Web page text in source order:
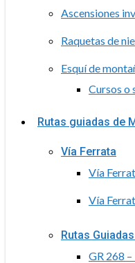
Ascensiones
Raquetas de
Esquí de
Cursos o
Rutas guiadas de
Vía Ferrata
Vía
Vía
Rutas
GR 268